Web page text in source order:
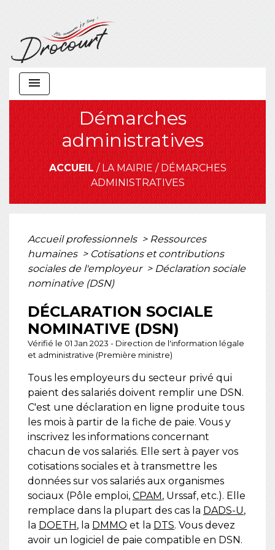
menu
Démarches
administratives
ACCUEIL/LA MAIRIE/DÉMARCHES
ADMINISTRATIVES
Accueil professionnels > Ressources
humaines > Cotisations et contributions
sociales de l'employeur > Déclaration sociale
nominative (DSN)
DÉCLARATION SOCIALE
NOMINATIVE (DSN)
Vérifié le 01 Jan 2023 - Direction de l'information légale
et administrative (Première ministre)
Tous les employeurs du secteur privé qui
paient des salariés doivent remplir une DSN.
C'est une déclaration en ligne produite tous
les mois à partir de la fiche de paie. Vous y
inscrivez les informations concernant
chacun de vos salariés. Elle sert à payer vos
cotisations sociales et à transmettre les
données sur vos salariés aux organismes
sociaux (Pôle emploi, CPAM , Urssaf, etc.). Elle
remplace dans la plupart des cas la DADS-U,
la DOETH , la DMMO et la DTS. Vous devez
avoir un logiciel de paie compatible en DSN.